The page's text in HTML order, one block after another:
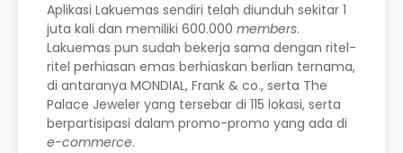
Aplikasi Lakuemas sendiri telah diunduh sekitar 1
juta kali dan memiliki 600.000 members.
Lakuemas pun sudah bekerja sama dengan ritel-
ritel perhiasan emas berhiaskan berlian ternama,
di antaranya MONDIAL, Frank & co., serta The
Palace Jeweler yang tersebar di 115 lokasi, serta
berpartisipasi dalam promo-promo yang ada di
e-commerce.